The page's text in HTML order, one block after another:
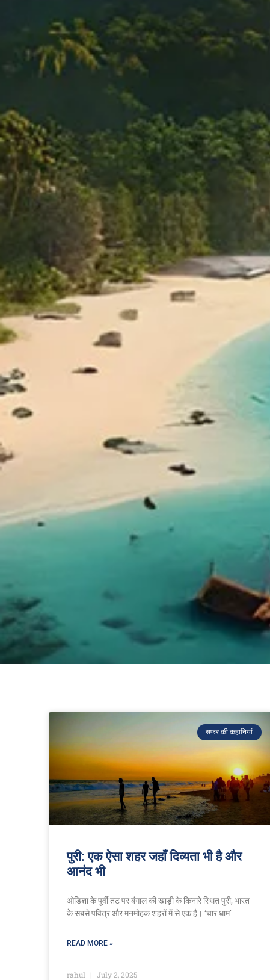
सफर की कहानियां
पुरी: एक ऐसा शहर जहाँ दिव्यता भी है और
आनंद भी
ओडिशा के पूर्वी तट पर बंगाल की खाड़ी के किनारे स्थित पुरी, भारत
के सबसे पवित्र और मनमोहक शहरों में से एक है। ‘चार धाम’
READ MORE »
rahul July 2, 2025